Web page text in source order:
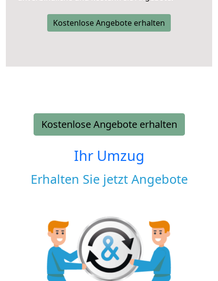
Kostenlose Angebote erhalten
Kostenlose Angebote erhalten
Ihr Umzug
Erhalten Sie jetzt Angebote